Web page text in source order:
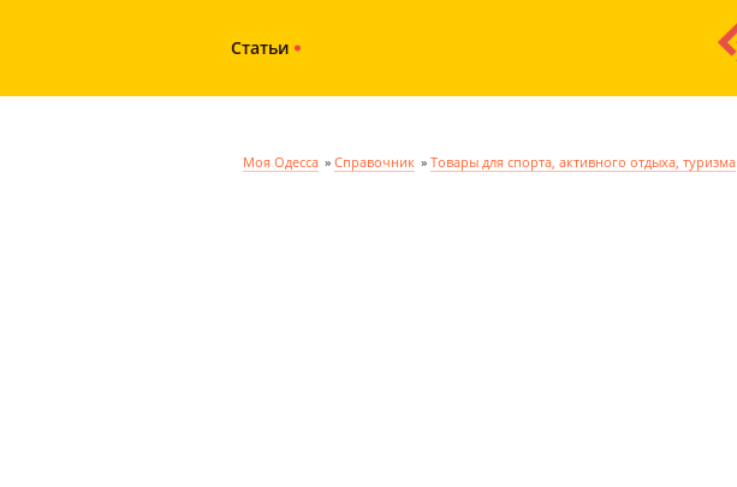
Статьи
Моя Одесса » Справочник » Товары для спорта, активного отдыха, туризма